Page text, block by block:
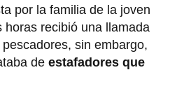
por la familia de la joven
horas recibió una llamada
sin embargo,
de estafadores que